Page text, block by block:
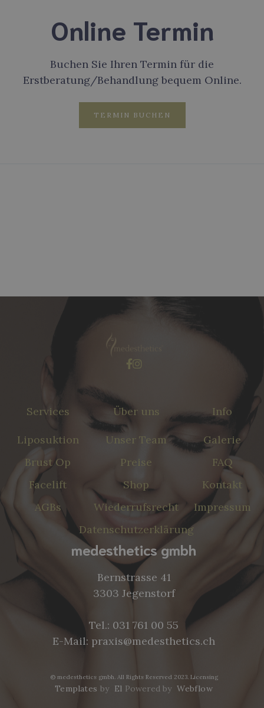
Online Termin
Buchen Sie Ihren Termin für die
Erstberatung/Behandlung bequem Online.
TERMIN BUCHEN

Services
Liposuktion
Brust Op
Facelift
AGBs
Über uns
Unser Team
Preise
Shop
Wiederrufsrecht
Datenschutzerklärung
Info
Galerie
FAQ
Kontakt
Impressum
medesthetics gmbh
Bernstrasse 41
3303 Jegenstorf
Tel.: 031 761 00 55
E-Mail: praxis@medesthetics.ch
© medesthetics gmbh. All Rights Reserved 2023. Licensing
Templates by El Powered by Webflow